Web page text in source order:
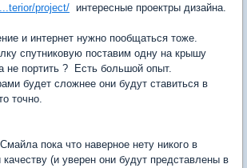
project/ интересные проектры дизайна.
и интернет нужно пообщаться тоже.
спутниковую поставим одну на крышу
не портить ? Есть большой опыт.
будет сложнее они будут ставиться в
точно.
пока что наверное нету никого в
(и уверен они будут представлены в